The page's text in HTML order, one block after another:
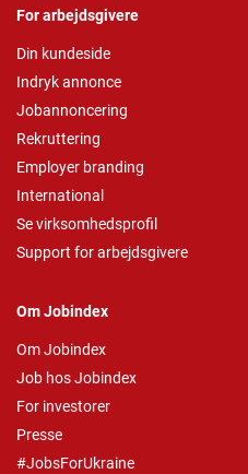
For arbejdsgivere
Din kundeside
Indryk annonce
Jobannoncering
Rekruttering
Employer branding
International
Se virksomhedsprofil
Support for arbejdsgivere
Om Jobindex
Om Jobindex
Job hos Jobindex
For investorer
Presse
#JobsForUkraine